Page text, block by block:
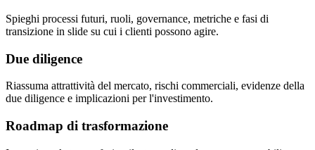
Spieghi processi futuri, ruoli, governance, metriche e fasi di
transizione in slide su cui i clienti possono agire.
Due diligence
Riassuma attrattività del mercato, rischi commerciali, evidenze della
due diligence e implicazioni per l'investimento.
Roadmap di trasformazione